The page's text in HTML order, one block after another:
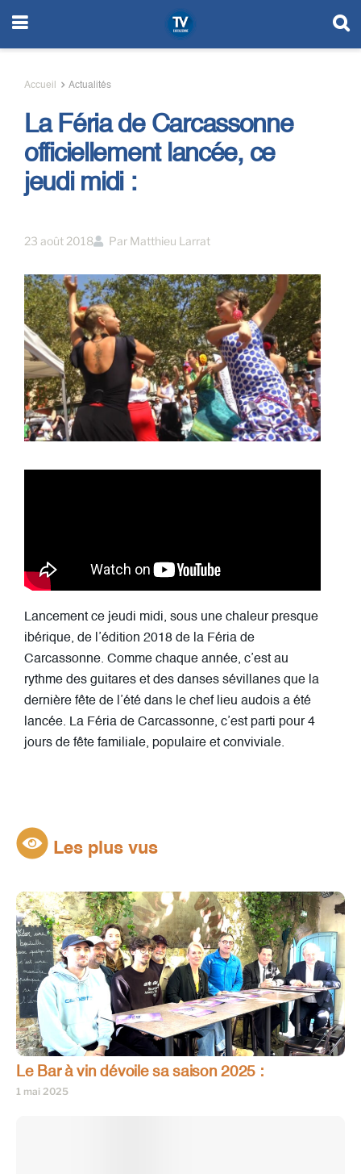
Accueil Actualités
La Féria de Carcassonne
officiellement lancée, ce
jeudi midi :
23 août 2018 Par Matthieu Larrat
Lancement ce jeudi midi, sous une chaleur presque
ibérique, de l’édition 2018 de la Féria de
Carcassonne. Comme chaque année, c’est au
rythme des guitares et des danses sévillanes que la
dernière fête de l’été dans le chef lieu audois a été
lancée. La Féria de Carcassonne, c’est parti pour 4
jours de fête familiale, populaire et conviviale.
Les plus vus
Le Bar à vin dévoile sa saison 2025 :
1 mai 2025